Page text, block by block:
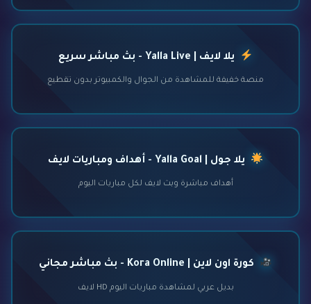
يلا لايف | Yalla Live - بث مباشر سريع
منصة خفيفة للمشاهدة من الجوال والكمبيوتر بدون تقطيع
يلا جول | Yalla Goal - أهداف ومباريات لايف
أهداف مباشرة وبث لايف لكل مباريات اليوم
كورة اون لاين | Kora Online - بث مباشر مجاني
بديل عربي لمشاهدة مباريات اليوم HD لايف